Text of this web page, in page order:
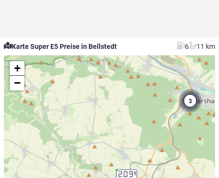
Karte Super E5 Preise in Bellstedt 6 11 km
2.099
3
+
−